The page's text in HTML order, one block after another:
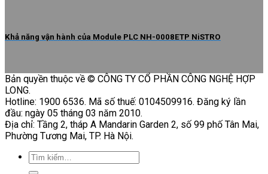
Khả năng vận hành của Module PLC NH-0008ETP NiSTRO
Bản quyền thuộc về © CÔNG TY CỔ PHẦN CÔNG NGHỆ HỢP
LONG.
Hotline: 1900 6536. Mã số thuế: 0104509916. Đăng ký lần
đầu: ngày 05 tháng 03 năm 2010.
Địa chỉ: Tầng 2, tháp A Mandarin Garden 2, số 99 phố Tân Mai,
Phường Tương Mai, TP. Hà Nội.
Tìm
kiếm: